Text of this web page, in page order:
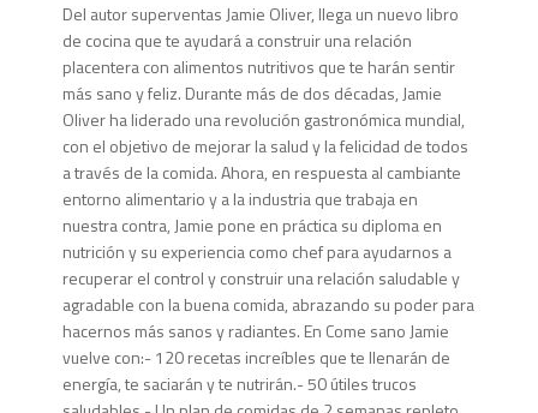
Del autor superventas Jamie Oliver, llega un nuevo libro
de cocina que te ayudará a construir una relación
placentera con alimentos nutritivos que te harán sentir
más sano y feliz. Durante más de dos décadas, Jamie
Oliver ha liderado una revolución gastronómica mundial,
con el objetivo de mejorar la salud y la felicidad de todos
a través de la comida. Ahora, en respuesta al cambiante
entorno alimentario y a la industria que trabaja en
nuestra contra, Jamie pone en práctica su diploma en
nutrición y su experiencia como chef para ayudarnos a
recuperar el control y construir una relación saludable y
agradable con la buena comida, abrazando su poder para
hacernos más sanos y radiantes. En Come sano Jamie
vuelve con:- 120 recetas increíbles que te llenarán de
energía, te saciarán y te nutrirán.- 50 útiles trucos